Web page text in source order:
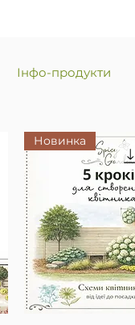
Інфо-продукти
Новинка